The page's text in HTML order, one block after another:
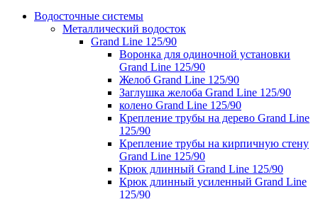
Водосточные системы
Металлический водосток
Grand Line 125/90
Воронка для одиночной установки
Grand Line 125/90
Желоб Grand Line 125/90
Заглушка желоба Grand Line 125/90
колено Grand Line 125/90
Крепление трубы на дерево Grand Line
125/90
Крепление трубы на кирпичную стену
Grand Line 125/90
Крюк длинный Grand Line 125/90
Крюк длинный усиленный Grand Line
125/90